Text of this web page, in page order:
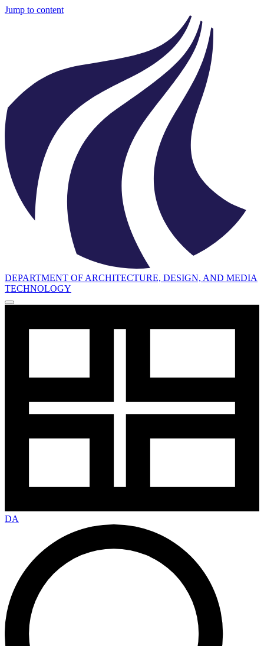
Jump to content
DEPARTMENT OF ARCHITECTURE, DESIGN, AND MEDIA
TECHNOLOGY
DA